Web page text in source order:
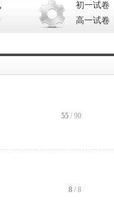
初一试卷
高一试卷
55 / 90
8 / 8